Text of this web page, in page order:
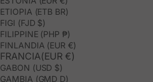
ETIOPIA (ETB BR)
FIGI (FJD $)
FILIPPINE (PHP ₱)
FINLANDIA (EUR €)
FRANCIA(EUR €)
GABON (USD $)
GAMBIA (GMD D)